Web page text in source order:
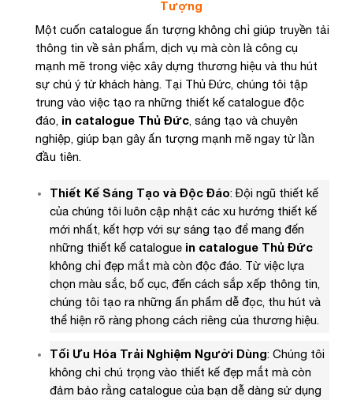
Tượng
Một cuốn catalogue ấn tượng không chỉ giúp truyền tải
thông tin về sản phẩm, dịch vụ mà còn là công cụ
mạnh mẽ trong việc xây dựng thương hiệu và thu hút
sự chú ý từ khách hàng. Tại Thủ Đức, chúng tôi tập
trung vào việc tạo ra những thiết kế catalogue độc
đáo, in catalogue Thủ Đức, sáng tạo và chuyên
nghiệp, giúp bạn gây ấn tượng mạnh mẽ ngay từ lần
đầu tiên.
Thiết Kế Sáng Tạo và Độc Đáo: Đội ngũ thiết kế
của chúng tôi luôn cập nhật các xu hướng thiết kế
mới nhất, kết hợp với sự sáng tạo để mang đến
những thiết kế catalogue in catalogue Thủ Đức
không chỉ đẹp mắt mà còn độc đáo. Từ việc lựa
chọn màu sắc, bố cục, đến cách sắp xếp thông tin,
chúng tôi tạo ra những ấn phẩm dễ đọc, thu hút và
thể hiện rõ ràng phong cách riêng của thương hiệu.
Tối Ưu Hóa Trải Nghiệm Người Dùng: Chúng tôi
không chỉ chú trọng vào thiết kế đẹp mắt mà còn
đảm bảo rằng catalogue của bạn dễ dàng sử dụng